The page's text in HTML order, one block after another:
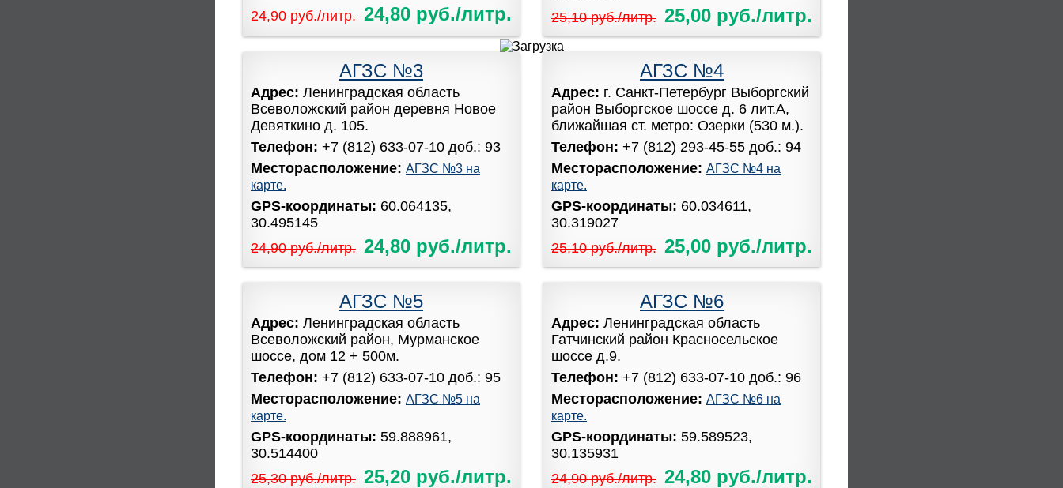
24,90 руб./литр. 24,80 руб./литр.
25,10 руб./литр. 25,00 руб./литр.
АГЗС №3
Адрес: Ленинградская область
Всеволожский район деревня Новое
Девяткино д. 105.
Телефон: +7 (812) 633-07-10 доб.: 93
Месторасположение: АГЗС №3 на
карте.
GPS-координаты: 60.064135,
30.495145
24,90 руб./литр. 24,80 руб./литр.
АГЗС №4
Адрес: г. Санкт-Петербург Выборгский
район Выборгское шоссе д. 6 лит.А,
ближайшая ст. метро: Озерки (530 м.).
Телефон: +7 (812) 293-45-55 доб.: 94
Месторасположение: АГЗС №4 на
карте.
GPS-координаты: 60.034611,
30.319027
25,10 руб./литр. 25,00 руб./литр.
АГЗС №5
Адрес: Ленинградская область
Всеволожский район, Мурманское
шоссе, дом 12 + 500м.
Телефон: +7 (812) 633-07-10 доб.: 95
Месторасположение: АГЗС №5 на
карте.
GPS-координаты: 59.888961,
30.514400
25,30 руб./литр. 25,20 руб./литр.
АГЗС №6
Адрес: Ленинградская область
Гатчинский район Красносельское
шоссе д.9.
Телефон: +7 (812) 633-07-10 доб.: 96
Месторасположение: АГЗС №6 на
карте.
GPS-координаты: 59.589523,
30.135931
24,90 руб./литр. 24,80 руб./литр.